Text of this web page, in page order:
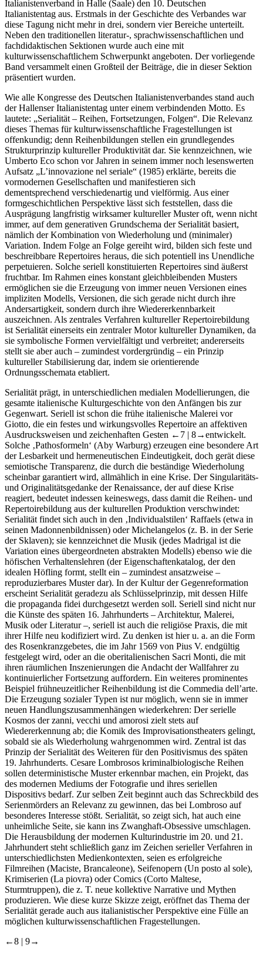
Italianistenverband in Halle (Saale) den 10. Deutschen
Italianistentag aus. Erstmals in der Geschichte des Verbandes war
diese Tagung nicht mehr in drei, sondern vier Bereiche unterteilt.
Neben den traditionellen literatur-, sprachwissenschaftlichen und
fachdidaktischen Sektionen wurde auch eine mit
kulturwissenschaftlichem Schwerpunkt angeboten. Der vorliegende
Band versammelt einen Großteil der Beiträge, die in dieser Sektion
präsentiert wurden.
Wie alle Kongresse des Deutschen Italianistenverbandes stand auch
der Hallenser Italianistentag unter einem verbindenden Motto. Es
lautete: „Serialität – Reihen, Fortsetzungen, Folgen“. Die Relevanz
dieses Themas für kulturwissenschaftliche Fragestellungen ist
offenkundig; denn Reihenbildungen stellen ein grundlegendes
Strukturprinzip kultureller Produktivität dar. Sie kennzeichnen, wie
Umberto Eco schon vor Jahren in seinem immer noch lesenswerten
Aufsatz „L’innovazione nel seriale“ (1985) erklärte, bereits die
vormodernen Gesellschaften und manifestieren sich
dementsprechend verschiedenartig und vielförmig. Aus einer
formgeschichtlichen Perspektive lässt sich feststellen, dass die
Ausprägung langfristig wirksamer kultureller Muster oft, wenn nicht
immer, auf dem generativen Grundschema der Serialität basiert,
nämlich der Kombination von Wiederholung und (minimaler)
Variation. Indem Folge an Folge gereiht wird, bilden sich feste und
beschreibbare Repertoires heraus, die sich potentiell ins Unendliche
perpetuieren. Solche seriell konstituierten Repertoires sind äußerst
fruchtbar. Im Rahmen eines konstant gleichbleibenden Musters
ermöglichen sie die Erzeugung von immer neuen Versionen eines
impliziten Modells, Versionen, die sich gerade nicht durch ihre
Andersartigkeit, sondern durch ihre Wiedererkennbarkeit
auszeichnen. Als zentrales Verfahren kultureller Repertoirebildung
ist Serialität einerseits ein zentraler Motor kultureller Dynamiken, da
sie symbolische Formen vervielfältigt und verbreitet; andererseits
stellt sie aber auch – zumindest vordergründig – ein Prinzip
kultureller Stabilisierung dar, indem sie orientierende
Ordnungsschemata etabliert.
Serialität prägt, in unterschiedlichen medialen Modellierungen, die
gesamte italienische Kulturgeschichte von den Anfängen bis zur
Gegenwart. Seriell ist schon die frühe italienische Malerei vor
Giotto, die ein festes und wirkungsvolles Repertoire an affektiven
Ausdrucksweisen und zeichenhaften Gesten ←7 | 8→entwickelt.
Solche ‚Pathosformeln‘ (Aby Warburg) erzeugen eine besondere Art
der Lesbarkeit und hermeneutischen Eindeutigkeit, doch gerät diese
semiotische Transparenz, die durch die beständige Wiederholung
scheinbar garantiert wird, allmählich in eine Krise. Der Singularitäts-
und Originalitätsgedanke der Renaissance, der auf diese Krise
reagiert, bedeutet indessen keineswegs, dass damit die Reihen- und
Repertoirebildung aus der kulturellen Produktion verschwindet:
Serialität findet sich auch in den ‚Individualstilen‘ Raffaels (etwa in
seinen Madonnenbildnissen) oder Michelangelos (z. B. in der Serie
der Sklaven); sie kennzeichnet die Musik (jedes Madrigal ist die
Variation eines übergeordneten abstrakten Modells) ebenso wie die
höfischen Verhaltenslehren (der Eigenschaftenkatalog, der den
idealen Höfling formt, stellt ein – zumindest ansatzweise –
reproduzierbares Muster dar). In der Kultur der Gegenreformation
erscheint Serialität geradezu als Schlüsselprinzip, mit dessen Hilfe
die propaganda fidei durchgesetzt werden soll. Seriell sind nicht nur
die Künste des späten 16. Jahrhunderts – Architektur, Malerei,
Musik oder Literatur –, seriell ist auch die religiöse Praxis, die mit
ihrer Hilfe neu kodifiziert wird. Zu denken ist hier u. a. an die Form
des Rosenkranzgebetes, die im Jahr 1569 von Pius V. endgültig
festgelegt wird, oder an die oberitalienischen Sacri Monti, die mit
ihren räumlichen Inszenierungen die Andacht der Wallfahrer zu
kontinuierlicher Fortsetzung auffordern. Ein weiteres prominentes
Beispiel frühneuzeitlicher Reihenbildung ist die Commedia dell’arte.
Die Erzeugung sozialer Typen ist nur möglich, wenn sie in immer
neuen Handlungszusammenhängen wiederkehren: Der serielle
Kosmos derzanni, vecchi und amorosi zielt stets auf
Wiedererkennung ab; die Komik des Improvisationstheaters gelingt,
sobald sie als Wiederholung wahrgenommen wird. Zentral ist das
Prinzip der Serialität des Weiteren für den Positivismus des späten
19. Jahrhunderts. Cesare Lombrosos kriminalbiologische Reihen
sollen deterministische Muster erkennbar machen, ein Projekt, das
des modernen Mediums der Fotografie und ihres seriellen
Dispositivs bedarf. Zur selben Zeit beginnt auch das Schreckbild des
Serienmörders an Relevanz zu gewinnen, das bei Lombroso auf
besonderes Interesse stößt. Serialität, so zeigt sich, hat auch eine
unheimliche Seite, sie kann ins Zwanghaft-Obsessive umschlagen.
Die Herausbildung der modernen Kulturindustrie im 20. und 21.
Jahrhundert steht schließlich ganz im Zeichen serieller Verfahren in
unterschiedlichsten Medienkontexten, seien es erfolgreiche
Filmreihen (Maciste, Brancaleone), Seifenopern (Un posto al sole),
Krimiserien (La piovra) oder Comics (Corto Maltese,
Sturmtruppen), die z. T. neue kollektive Narrative und Mythen
produzieren. Wie diese kurze Skizze zeigt, eröffnet das Thema der
Serialität gerade auch aus italianistischer Perspektive eine Fülle an
möglichen kulturwissenschaftlichen Fragestellungen.
←8 | 9→